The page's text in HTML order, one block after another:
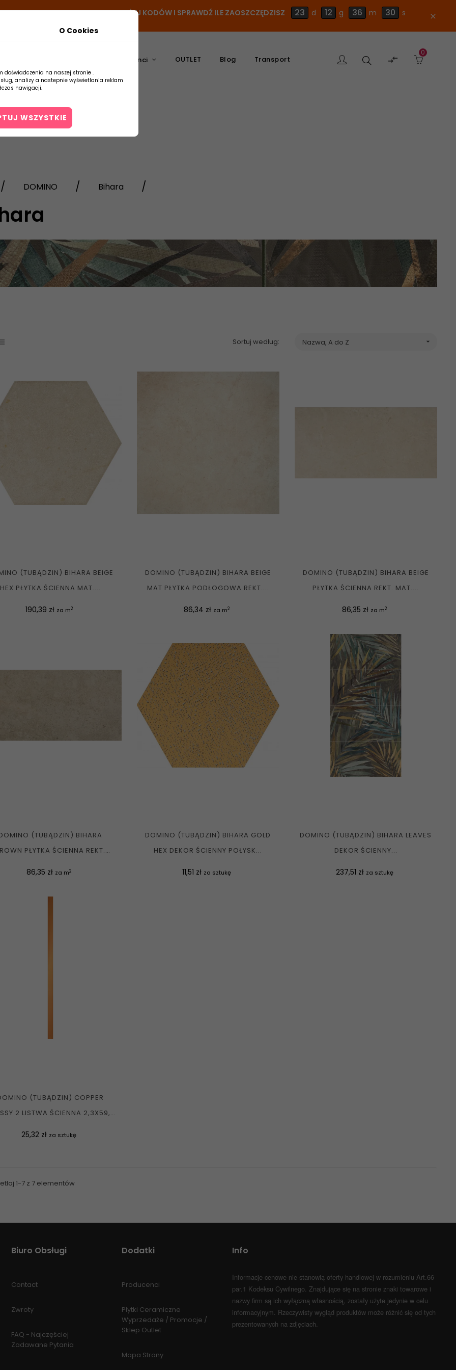
- DODAJ PRODUKT DO KOSZYKA, UŻYJ KODÓW I SPRAWDŹ ILE ZAOSZCZĘDZISZ 23 d 12 g 36 m 29 s close
Producenci OUTLET Blog Transport Szukaj 
0
DOMINO Bihara
Sortuj według: Nazwa, A do Z 
(TUBĄDZIN) BIHARA BEIGE
HEX PŁYTKA ŚCIENNA MAT....
Cena
190,39 zł za m2
DOMINO (TUBĄDZIN) BIHARA BEIGE
MAT PŁYTKA PODŁOGOWA REKT....
Cena
86,34 zł za m2
DOMINO (TUBĄDZIN) BIHARA BEIGE
PŁYTKA ŚCIENNA REKT. MAT....
Cena
86,35 zł za m2
(TUBĄDZIN) BIHARA
PŁYTKA ŚCIENNA REKT.
Cena
86,35 zł za m2
DOMINO (TUBĄDZIN) BIHARA GOLD
HEX DEKOR ŚCIENNY POŁYSK...
Cena
11,51 zł za sztukę
DOMINO (TUBĄDZIN) BIHARA LEAVES
DEKOR ŚCIENNY...
Cena
237,51 zł za sztukę
(TUBĄDZIN) COPPER
2 LISTWA ŚCIENNA 2,3X59,8
Cena
25,32 zł za sztukę
1-7 z 7 elementów
Biuro Obsługi
Contact
Zwroty
FAQ - Najczęściej
Zadawane Pytania
Dodatki
Producenci
Płytki Ceramiczne
Wyprzedaże / Promocje /
Sklep Outlet
Mapa Strony
Info
Informacje cenowe nie stanowią oferty handlowej w rozumieniu Art.66
par.1 Kodeksu Cywilnego. Znajdujące się na stronie znaki towarowe i
nazwy firm są ich wyłączną własnością, zostały użyte jedynie w celu
informacyjnym. Rzeczywisty wygląd produktów może różnić się od tych
prezentowanych na zdjęciach.
O Cookies
doświadczenia na naszej stronie .
analizy a nastepnie wyświetlania reklam
nawigacji.
WSZYSTKIE